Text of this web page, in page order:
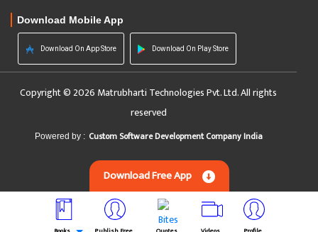
Download Mobile App
Download On App Store Download On Play Store
Copyright © 2026 Matrubharti Technologies Pvt. Ltd. All rights
reserved
Powered by : Custom Software Development Company India
Download Free App